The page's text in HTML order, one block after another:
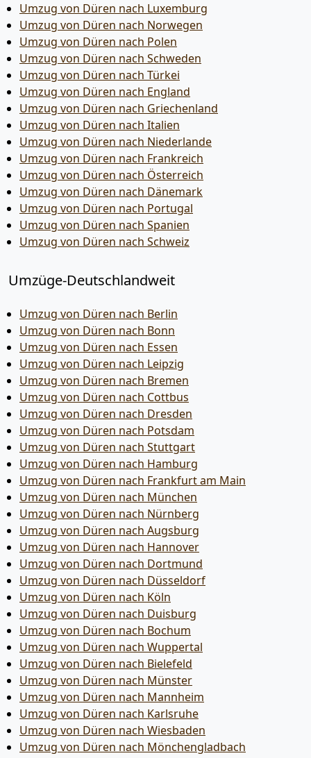
Umzug von Düren nach Luxemburg
Umzug von Düren nach Norwegen
Umzug von Düren nach Polen
Umzug von Düren nach Schweden
Umzug von Düren nach Türkei
Umzug von Düren nach England
Umzug von Düren nach Griechenland
Umzug von Düren nach Italien
Umzug von Düren nach Niederlande
Umzug von Düren nach Frankreich
Umzug von Düren nach Österreich
Umzug von Düren nach Dänemark
Umzug von Düren nach Portugal
Umzug von Düren nach Spanien
Umzug von Düren nach Schweiz
Umzüge-Deutschlandweit
Umzug von Düren nach Berlin
Umzug von Düren nach Bonn
Umzug von Düren nach Essen
Umzug von Düren nach Leipzig
Umzug von Düren nach Bremen
Umzug von Düren nach Cottbus
Umzug von Düren nach Dresden
Umzug von Düren nach Potsdam
Umzug von Düren nach Stuttgart
Umzug von Düren nach Hamburg
Umzug von Düren nach Frankfurt am Main
Umzug von Düren nach München
Umzug von Düren nach Nürnberg
Umzug von Düren nach Augsburg
Umzug von Düren nach Hannover
Umzug von Düren nach Dortmund
Umzug von Düren nach Düsseldorf
Umzug von Düren nach Köln
Umzug von Düren nach Duisburg
Umzug von Düren nach Bochum
Umzug von Düren nach Wuppertal
Umzug von Düren nach Bielefeld
Umzug von Düren nach Münster
Umzug von Düren nach Mannheim
Umzug von Düren nach Karlsruhe
Umzug von Düren nach Wiesbaden
Umzug von Düren nach Mönchen­gladbach